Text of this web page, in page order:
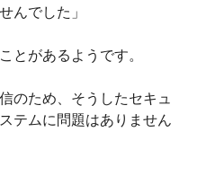
んでした」
とがあるようです。
のため、そうしたセキュ
テムに問題はありません